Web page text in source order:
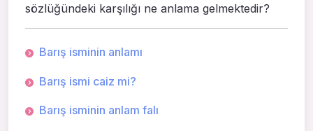
sözlüğündeki karşılığı ne anlama gelmektedir?
Barış isminin anlamı
Barış ismi caiz mi?
Barış isminin anlam falı